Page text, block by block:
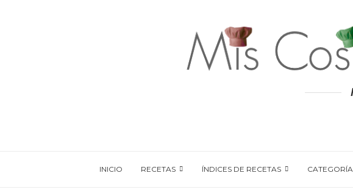
INICIO RECETAS ÍNDICES DE RECETAS